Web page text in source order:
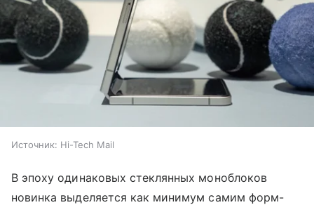
Источник: Hi-Tech Mail
В эпоху одинаковых стеклянных моноблоков
новинка выделяется как минимум самим форм-